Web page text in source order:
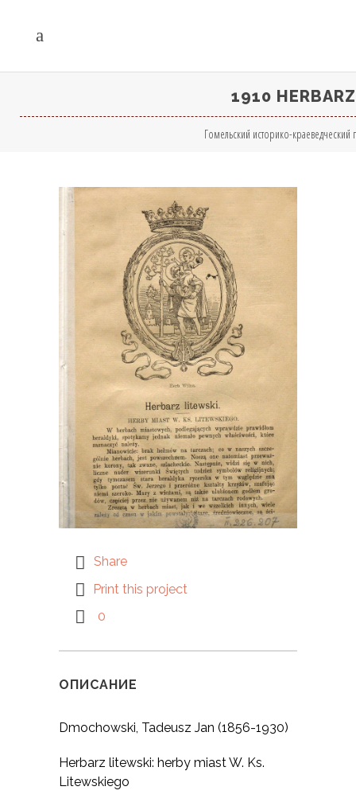
1910
Гомельский историко-краеведческий
Share
Print this project
0
ОПИСАНИЕ
Dmochowski, Tadeusz Jan (1856-1930)
Herbarz litewski: herby miast W. Ks.
Litewskiego